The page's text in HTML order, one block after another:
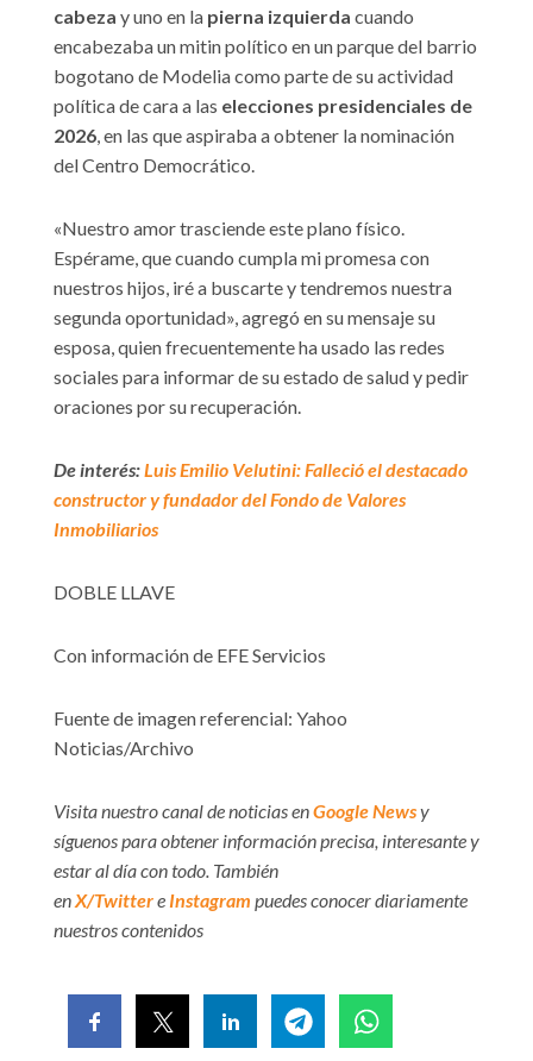
cabeza y uno en la pierna izquierda cuando
encabezaba un mitin político en un parque del barrio
bogotano de Modelia como parte de su actividad
política de cara a las elecciones presidenciales de
2026, en las que aspiraba a obtener la nominación
del Centro Democrático.
«Nuestro amor trasciende este plano físico.
Espérame, que cuando cumpla mi promesa con
nuestros hijos, iré a buscarte y tendremos nuestra
segunda oportunidad», agregó en su mensaje su
esposa, quien frecuentemente ha usado las redes
sociales para informar de su estado de salud y pedir
oraciones por su recuperación.
De interés:Luis Emilio Velutini: Falleció el destacado
constructor y fundador del Fondo de Valores
Inmobiliarios
DOBLE LLAVE
Con información de EFE Servicios
Fuente de imagen referencial: Yahoo
Noticias/Archivo
Visita nuestro canal de noticias enGoogle Newsy
síguenos para obtener información precisa, interesante y
estar al día con todo. También
enX/Twittere Instagram puedes conocer diariamente
nuestros contenidos